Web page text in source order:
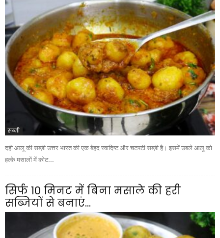
सब्ज़ी
दही आलू की सब्ज़ी उत्तर भारत की एक बेहद स्वादिष्ट और चटपटी सब्ज़ी है। इसमें उबले आलू को
हल्के मसालों में कोट...
सिर्फ 10 मिनट में बिना मसाले की हरी
सब्जियों से बनाएं...